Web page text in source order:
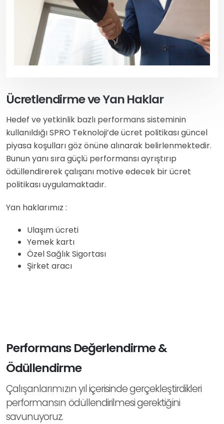
Ücretlendirme ve Yan Haklar
Hedef ve yetkinlik bazlı performans sisteminin
kullanıldığı SPRO Teknoloji’de ücret politikası güncel
piyasa koşulları göz önüne alınarak belirlenmektedir.
Bunun yanı sıra güçlü performansı ayrıştırıp
ödüllendirerek çalışanı motive edecek bir ücret
politikası uygulamaktadır.
Yan haklarımız :
Ulaşım ücreti
Yemek kartı
Özel Sağlık Sigortası
Şirket aracı
Performans Değerlendirme &
Ödüllendirme
Çalışanlarımızın yıl içerisinde gerçekleştirdikleri
performansın ödüllendirilmesi gerektiğini
savunuyoruz.